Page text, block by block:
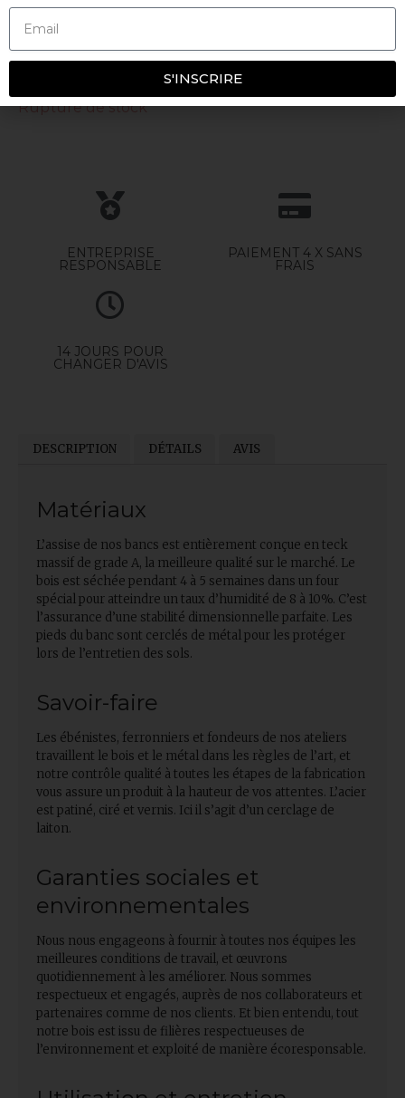
1716,00
Rupture de stock
ENTREPRISE
RESPONSABLE
PAIEMENT 4 X SANS
FRAIS
14 JOURS POUR
CHANGER D'AVIS
DESCRIPTION DÉTAILS AVIS
Matériaux
L’assise de nos bancs est entièrement conçue en teck
massif de grade A, la meilleure qualité sur le marché. Le
bois est séchée pendant 4 à 5 semaines dans un four
spécial pour atteindre un taux d’humidité de 8 à 10%. C’est
l’assurance d’une stabilité dimensionnelle parfaite. Les
pieds du banc sont cerclés de métal pour les protéger
lors de l’entretien des sols.
Savoir-faire
Les ébénistes, ferronniers et fondeurs de nos ateliers
travaillent le bois et le métal dans les règles de l’art, et
notre contrôle qualité à toutes les étapes de la fabrication
vous assure un produit à la hauteur de vos attentes. L’acier
est patiné, ciré et vernis. Ici il s’agit d’un cerclage de
laiton.
Garanties sociales et
environnementales
Nous nous engageons à fournir à toutes nos équipes les
meilleures conditions de travail, et œuvrons
quotidiennement à les améliorer. Nous sommes
respectueux et engagés, auprès de nos collaborateurs et
partenaires comme de nos clients. Et bien entendu, tout
notre bois est issu de filières respectueuses de
l’environnement et exploité de manière écoresponsable.
S'INSCRIRE